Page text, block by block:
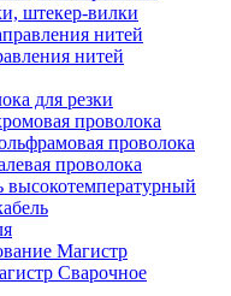
штекер-вилки
нитей
для резки
проволока
проволока
проволока
высокотемпературный
Магистр
Сварочное